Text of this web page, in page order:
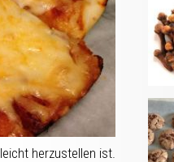
herzustellen ist.